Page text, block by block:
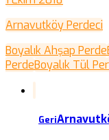
Arnavutköy Perdeci
Boyalık Ahşap Perde
PerdeBoyalık Tül
Geri